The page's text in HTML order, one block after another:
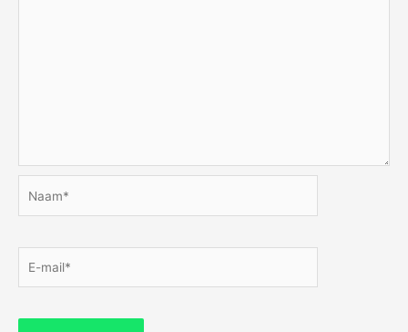
mail*